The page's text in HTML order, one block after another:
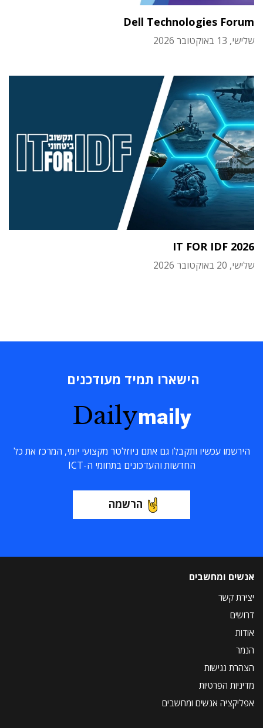
Dell Technologies Forum
שלישי, 13 באוקטובר 2026
IT FOR IDF 2026
שלישי, 20 באוקטובר 2026
הישארו תמיד מעודכנים
Dailymaily
הירשמו עכשיו ותקבלו גם אתם ניוזלטר מקצועי יומי, המרכז את כל
החדשות והעדכונים בתחומי ה-ICT
הרשמה
אנשים ומחשבים
יצירת קשר
דרושים
אודות
הנמר
הצהרת נגישות
מדיניות הפרטיות
אפליקציה אנשים ומחשבים